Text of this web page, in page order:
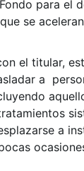
para el
se
el titular,
a
a